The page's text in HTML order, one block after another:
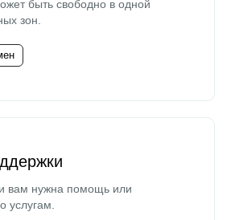
быть свободно в одной
зон.
вам нужна помощь или
услугам.